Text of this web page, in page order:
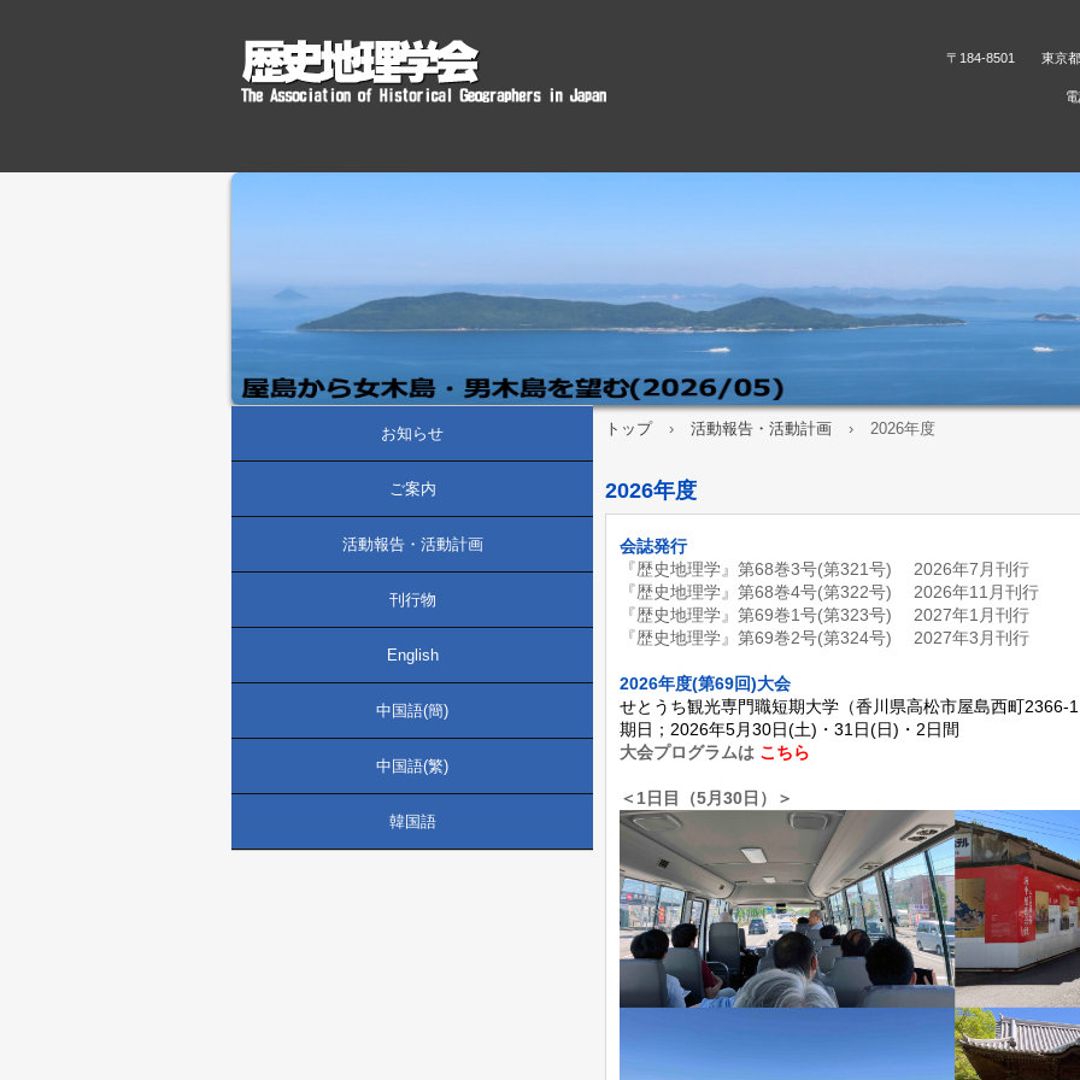
〒184-8501 東京都
トップ › 活動報告・活動計画 › 2026年度
2026年度
会誌発行
『歴史地理学』第68巻3号(第321号) 2026年7月刊行
『歴史地理学』第68巻4号(第322号) 2026年11月刊行
『歴史地理学』第69巻1号(第323号) 2027年1月刊行
『歴史地理学』第69巻2号(第324号) 2027年3月刊行
2026年度(第69回)大会
せとうち観光専門職短期大学（香川県高松市屋島西町2366-
期日；2026年5月30日(土)・31日(日)・2日間
大会プログラムは こちら
＜1日目（5月30日）＞
お知らせ
ご案内
活動報告・活動計画
刊行物
English
中国語(簡)
中国語(繁)
韓国語